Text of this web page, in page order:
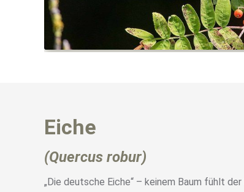
Eiche
(Quercus robur)
„Die deutsche Eiche“ – keinem Baum fühlt